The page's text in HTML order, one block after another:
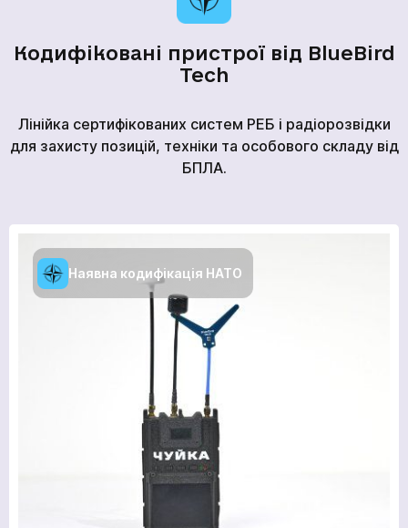
ГОЛОВНА
ПРОДУКЦІЯ
ПОСЛУГИ
ВАКАНСІЇ
КОМПАНІЇ
МЕДІАЦЕНТР
ПРО НАС
МЕРЧ КОМПАНІЇ
ВІДГУКИ
КОНТАКТИ
Академія
Кодифіковані пристрої від BlueBird
Tech
Лінійка сертифікованих систем РЕБ і радіорозвідки
для захисту позицій, техніки та особового складу від
БПЛА.
Наявна кодифікація НАТО